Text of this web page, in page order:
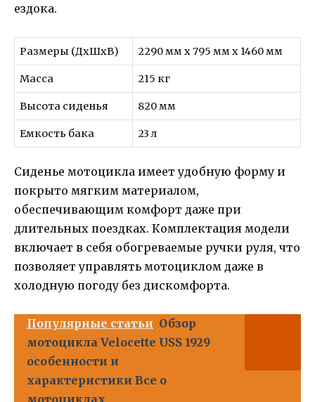
ездока.
Размеры (ДхШхВ) 2290 мм x 795 мм x 1460 мм
Масса 215 кг
Высота сиденья 820 мм
Емкость бака 23 л
Сиденье мотоцикла имеет удобную форму и
покрыто мягким материалом,
обеспечивающим комфорт даже при
длительных поездках. Комплектация модели
включает в себя обогреваемые ручки руля, что
позволяет управлять мотоциклом даже в
холодную погоду без дискомфорта.
Популярные статьи Обзор
мотоцикла Velocette USS 1929
особенности и
характеристики Все о